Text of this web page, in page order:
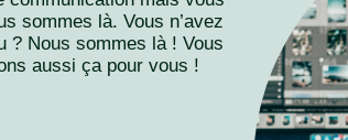
sommes là. Vous n’avez
? Nous sommes là ! Vous
aussi ça pour vous !